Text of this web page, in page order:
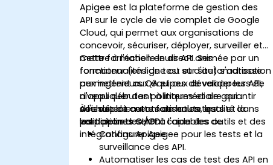
Apigee est la plateforme de gestion des
API sur le cycle de vie complet de Google
Cloud, qui permet aux organisations de
concevoir, sécuriser, déployer, surveiller et
mettre à l'échelle leurs API. Ses
fonctionnalités de test et d'automatisation
permettent aux équipes de valider les API,
d'appliquer des politiques et de garantir
des déploiements de haute qualité dans
les pipelines CI/CD.
Cette formation en direct animée par un
formateur (en ligne ou sur site) s'adresse
aux ingénieurs QA et aux développeurs de
niveau débutant à intermédiaire qui
souhaitent automatiser les tests et la
validation des API à l'aide des outils et des
intégrations Apigee.
À l'issue de cette formation, les
participants seront capables de :
Configurer Apigee pour les tests et la
surveillance des API.
Automatiser les cas de test des API en